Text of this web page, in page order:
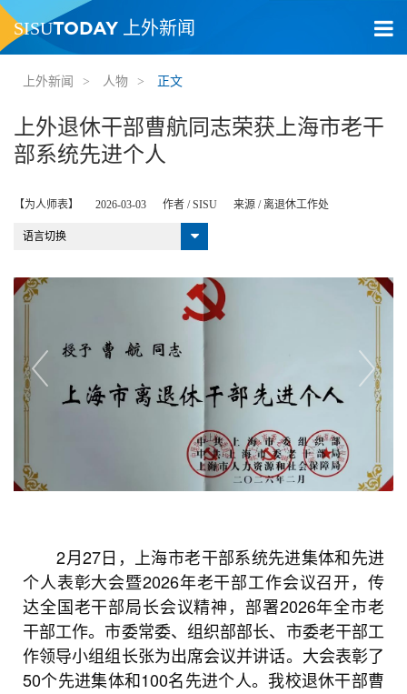
SISUTODAY 上外新闻
上外新闻 > 人物 > 正文
上外退休干部曹航同志荣获上海市老干
部系统先进个人
【为人师表】 2026-03-03 作者 /SISU 来源 / 离退休工作处
语言切换
2月27日，上海市老干部系统先进集体和先进
个人表彰大会暨2026年老干部工作会议召开，传
达全国老干部局长会议精神，部署2026年全市老
干部工作。市委常委、组织部部长、市委老干部工
作领导小组组长张为出席会议并讲话。大会表彰了
50个先进集体和100名先进个人。我校退休干部曹